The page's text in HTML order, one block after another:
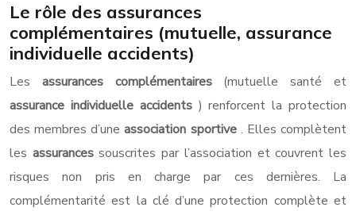
Le rôle des assurances
complémentaires (mutuelle, assurance
individuelle accidents)
Les assurances complémentaires (mutuelle santé et
assurance individuelle accidents ) renforcent la protection
des membres d’uneassociation sportive . Elles complètent
les assurancessouscrites par l’association et couvrent les
risques non pris en charge par ces dernières. La
complémentarité est la clé d’une protection complète et